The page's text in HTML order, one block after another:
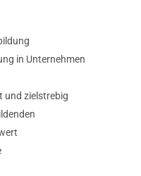
in Unternehmen
und zielstrebig